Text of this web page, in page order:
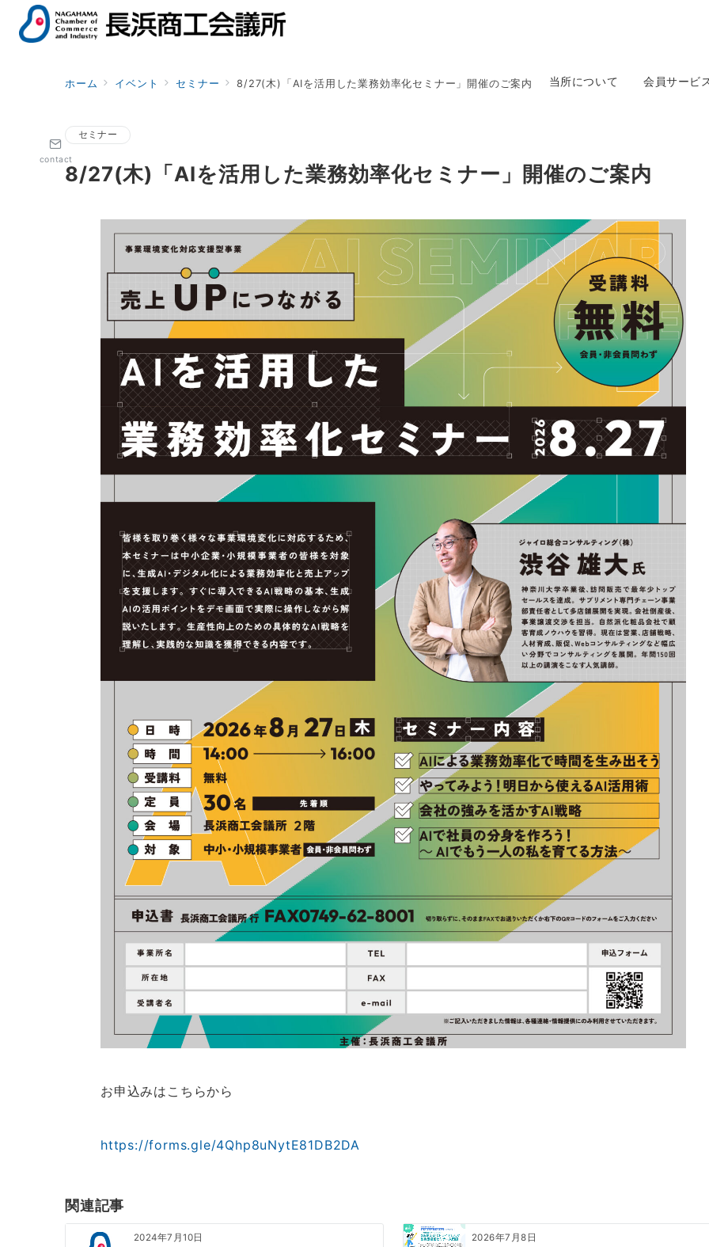
当所について 会員サービ
contact
ホーム イベント セミナー 8/27(木)「AIを活用した業務効率化セミナー」開催のご案内
セミナー
8/27(木)「AIを活用した業務効率化セミナー」開催のご案内
お申込みはこちらから
https://forms.gle/4Qhp8uNytE81DB2DA
関連記事
2024年7月10日 2026年7月8日